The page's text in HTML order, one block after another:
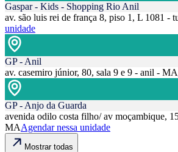
Gaspar - Kids - Shopping Rio Anil
av. são luis rei de frança 8, piso 1, L 1081 -
unidade
GP - Anil
av. casemiro júnior, 80, sala 9 e 9 - anil - MA
GP - Anjo da Guarda
avenida odilo costa filho/ av moçambique,
MAAgendar nessa unidade
Mostrar todas